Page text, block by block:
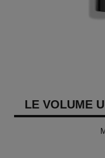
LE VOLUME